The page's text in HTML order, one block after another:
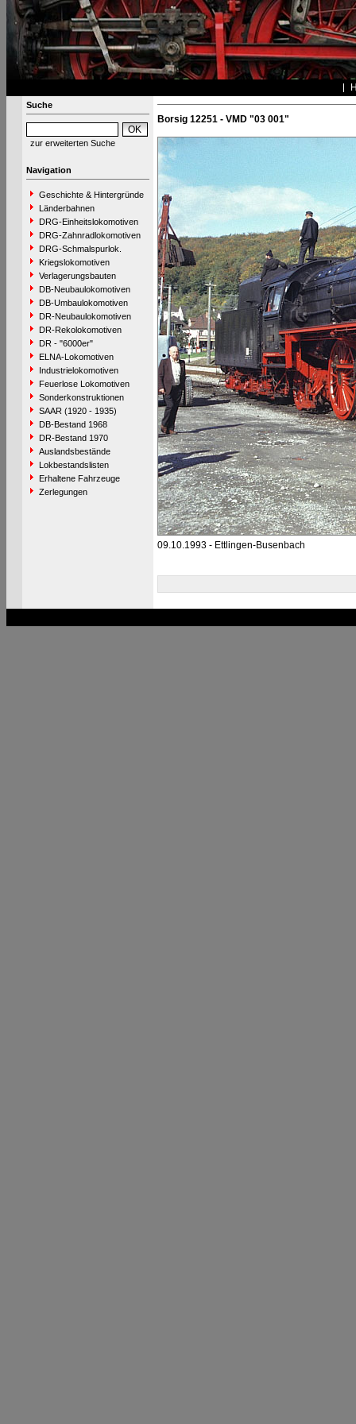
Suche
zur erweiterten Suche
Navigation
Geschichte & Hintergründe
Länderbahnen
DRG-Einheitslokomotiven
DRG-Zahnradlokomotiven
DRG-Schmalspurlok.
Kriegslokomotiven
Verlagerungsbauten
DB-Neubaulokomotiven
DB-Umbaulokomotiven
DR-Neubaulokomotiven
DR-Rekolokomotiven
DR - "6000er"
ELNA-Lokomotiven
Industrielokomotiven
Feuerlose Lokomotiven
Sonderkonstruktionen
SAAR (1920 - 1935)
DB-Bestand 1968
DR-Bestand 1970
Auslandsbestände
Lokbestandslisten
Erhaltene Fahrzeuge
Zerlegungen
Borsig 12251 - VMD "03 001"
09.10.1993 - Ettlingen-Busenbach